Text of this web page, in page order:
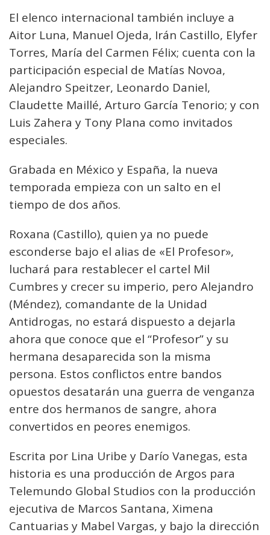
El elenco internacional también incluye a
Aitor Luna, Manuel Ojeda, Irán Castillo, Elyfer
Torres, María del Carmen Félix; cuenta con la
participación especial de Matías Novoa,
Alejandro Speitzer, Leonardo Daniel,
Claudette Maillé, Arturo García Tenorio; y con
Luis Zahera y Tony Plana como invitados
especiales.
Grabada en México y España, la nueva
temporada empieza con un salto en el
tiempo de dos años.
Roxana (Castillo), quien ya no puede
esconderse bajo el alias de «El Profesor»,
luchará para restablecer el cartel Mil
Cumbres y crecer su imperio, pero Alejandro
(Méndez), comandante de la Unidad
Antidrogas, no estará dispuesto a dejarla
ahora que conoce que el “Profesor” y su
hermana desaparecida son la misma
persona. Estos conflictos entre bandos
opuestos desatarán una guerra de venganza
entre dos hermanos de sangre, ahora
convertidos en peores enemigos.
Escrita por Lina Uribe y Darío Vanegas, esta
historia es una producción de Argos para
Telemundo Global Studios con la producción
ejecutiva de Marcos Santana, Ximena
Cantuarias y Mabel Vargas, y bajo la dirección